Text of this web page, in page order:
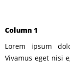
Column 1
Lorem ipsum
Vivamus eget nisi